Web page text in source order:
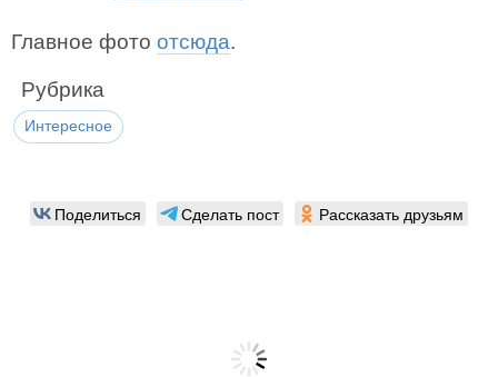
Главное фото отсюда.
Рубрика
Интересное
Поделиться Сделать пост Рассказать друзьям